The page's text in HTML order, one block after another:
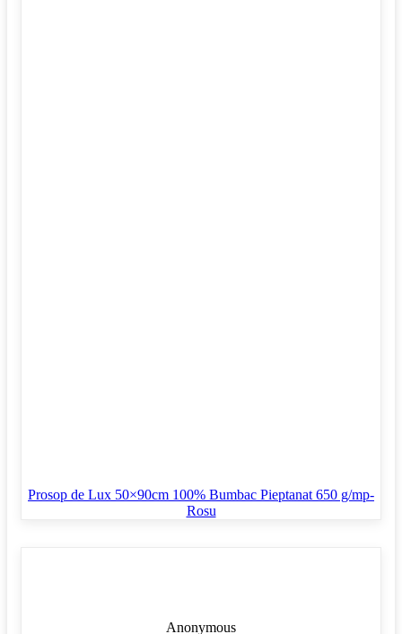
Prosop de Lux 50×90cm 100% Bumbac Pieptanat 650 g/mp-
Rosu
Anonymous